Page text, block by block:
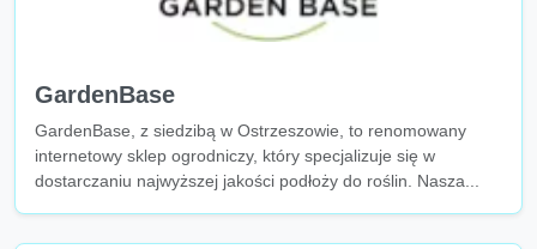
GardenBase
GardenBase, z siedzibą w Ostrzeszowie, to renomowany
internetowy sklep ogrodniczy, który specjalizuje się w
dostarczaniu najwyższej jakości podłoży do roślin. Nasza...